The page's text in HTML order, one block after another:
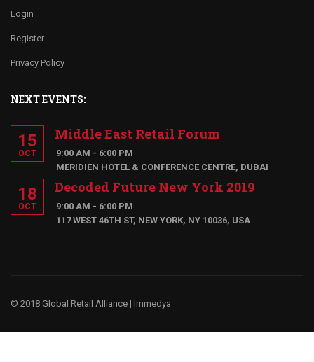
Login
Register
Privacy Policy
NEXT EVENTS:
15
OCT
Middle East Retail Forum
9:00 AM - 6:00 PM
MERIDIEN HOTEL & CONFERENCE CENTRE, DUBAI
18
OCT
Decoded Future New York 2019
9:00 AM - 6:00 PM
117 WEST 46TH ST, NEW YORK, NY 10036, USA
© 2018 Global Retail Alliance | Immedya